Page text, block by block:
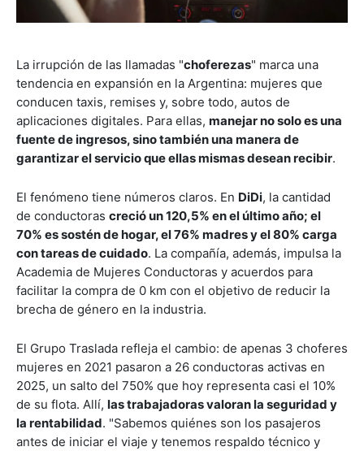
La irrupción de las llamadas "choferezas" marca una
tendencia en expansión en la Argentina: mujeres que
conducen taxis, remises y, sobre todo, autos de
aplicaciones digitales. Para ellas, manejar no solo es una
fuente de ingresos, sino también una manera de
garantizar el servicio que ellas mismas desean recibir.
El fenómeno tiene números claros. En DiDi, la cantidad
de conductoras creció un 120,5% en el último año; el
70% es sostén de hogar, el 76% madres y el 80% carga
con tareas de cuidado. La compañía, además, impulsa la
Academia de Mujeres Conductoras y acuerdos para
facilitar la compra de 0 km con el objetivo de reducir la
brecha de género en la industria.
El Grupo Traslada refleja el cambio: de apenas 3 choferes
mujeres en 2021 pasaron a 26 conductoras activas en
2025, un salto del 750% que hoy representa casi el 10%
de su flota. Allí, las trabajadoras valoran la seguridad y
la rentabilidad. "Sabemos quiénes son los pasajeros
antes de iniciar el viaje y tenemos respaldo técnico y